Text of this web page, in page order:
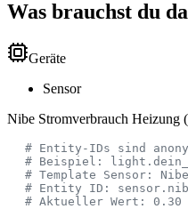
Was brauchst du
Geräte
Sensor
Nibe Stromverbrauch Heizung
# Entity-IDs sind
# Beispiel:
# Template Sensor:
# Entity ID:
# Aktueller Wert: 0.30